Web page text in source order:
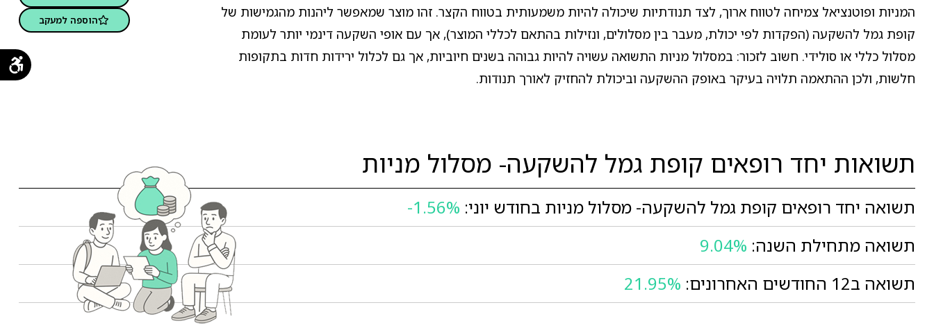
המניות ופוטנציאל צמיחה לטווח ארוך, לצד תנודתיות שיכולה להיות משמעותית בטווח הקצר. זהו מוצר שמאפשר ליהנות מהגמישות של
קופת גמל להשקעה (הפקדות לפי יכולת, מעבר בין מסלולים, ונזילות בהתאם לכללי המוצר), אך עם אופי השקעה דינמי יותר לעומת
מסלול כללי או סולידי. חשוב לזכור: במסלול מניות התשואה עשויה להיות גבוהה בשנים חיוביות, אך גם לכלול ירידות חדות בתקופות
חלשות, ולכן ההתאמה תלויה בעיקר באופק ההשקעה וביכולת להחזיק לאורך תנודות.
הוספה למעקב
תשואות יחד רופאים קופת גמל להשקעה- מסלול מניות
תשואה יחד רופאים קופת גמל להשקעה- מסלול מניות בחודש יוני: -1.56%
תשואה מתחילת השנה: 9.04%
תשואה ב12 החודשים האחרונים:
21.95%